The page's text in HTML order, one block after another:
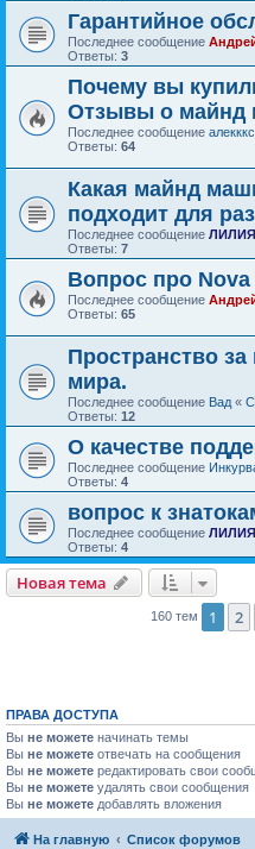
Гарантийное
Последнее сообщение
Ответы: 3
Почему вы
Отзывы о майнд
Последнее сообщение алекккс
Ответы: 64
Какая майнд
подходит для
Последнее сообщение
Ответы: 7
Вопрос про Nova
Последнее сообщение
Ответы: 65
Пространство
мира.
Последнее сообщение Вад «
Ответы: 12
О качестве
Последнее сообщение
Ответы: 4
вопрос к
Последнее сообщение
Ответы: 4
Новая тема
160 тем 1 2
ПРАВА ДОСТУПА
Вы не можете начинать темы
Вы не можете отвечать на сообщения
Вы не можете редактировать свои
Вы не можете удалять свои сообщения
Вы не можете добавлять вложения
На главную Список форумов